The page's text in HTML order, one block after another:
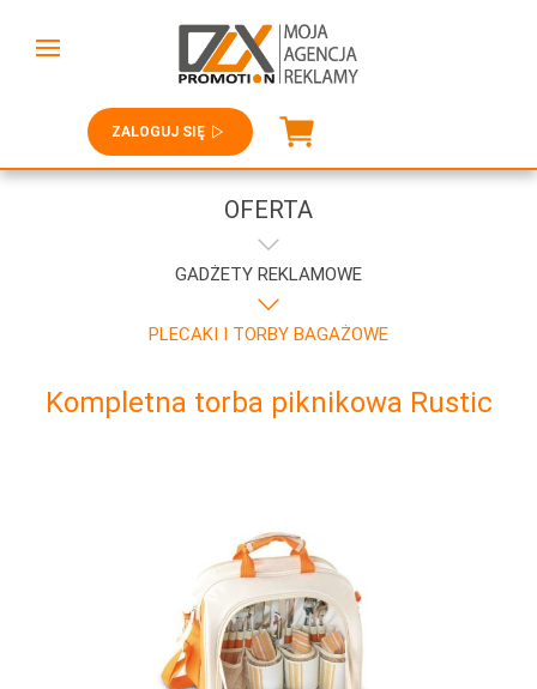
ZALOGUJ SIĘ
OFERTA
GADŻETY REKLAMOWE
PLECAKI I TORBY BAGAŻOWE
Kompletna torba piknikowa Rustic